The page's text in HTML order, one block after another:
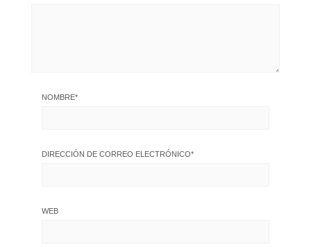
NOMBRE*
DIRECCIÓN DE CORREO ELECTRÓNICO*
WEB